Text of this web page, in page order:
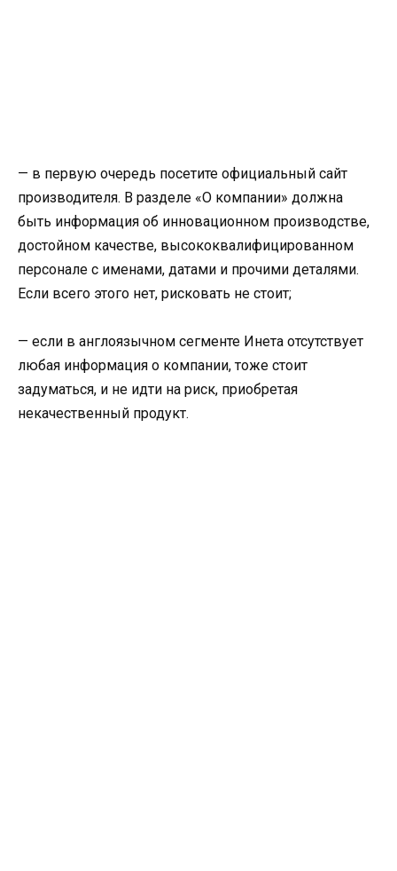
— в первую очередь посетите официальный сайт
производителя. В разделе «О компании» должна
быть информация об инновационном производстве,
достойном качестве, высококвалифицированном
персонале с именами, датами и прочими деталями.
Если всего этого нет, рисковать не стоит;
— если в англоязычном сегменте Инета отсутствует
любая информация о компании, тоже стоит
задуматься, и не идти на риск, приобретая
некачественный продукт.